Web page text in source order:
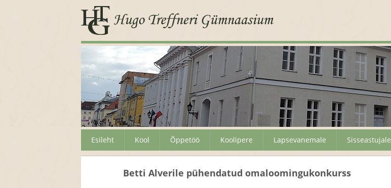
Esileht Kool Õppetöö Koolipere Lapsevanemale Sisseastujale
Betti Alverile pühendatud omaloomingukonkurss